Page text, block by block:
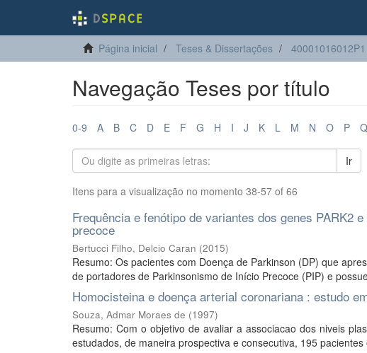
Página inicial Teses & Dissertações
Navegação Teses por título
0-9 A B C D E F G H I J K L M N O P Q
Ir
Itens para a visualização no momento 38-57 of 66
Frequência e fenótipo de variantes dos genes PARK2
precoce
Bertucci Filho, Delcio Caran (2015)
Resumo: Os pacientes com Doença de Parkinson (DP) que
de portadores de Parkinsonismo de Início Precoce (PIP) e
Homocisteina e doença arterial coronariana : estudo
Souza, Admar Moraes de (1997)
Resumo: Com o objetivo de avaliar a associacao dos niveis
estudados, de maneira prospectiva e consecutiva, 195